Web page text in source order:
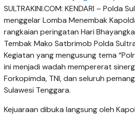
SULTRAKINI.COM: KENDARI – Polda
menggelar Lomba Menembak
rangkaian peringatan Hari
Tembak Mako Satbrimob Polda
Kegiatan yang mengusung tema
ini menjadi wadah mempererat
Forkopimda, TNI, dan seluruh
Sulawesi Tenggara.
Kejuaraan dibuka langsung oleh